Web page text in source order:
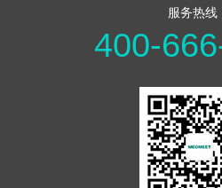
服务热线
400-